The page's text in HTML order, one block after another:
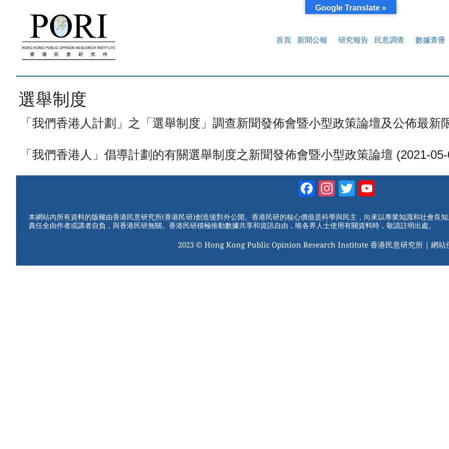
首頁
新聞公報 研究報告 民意調查 數據查冊
選舉制度
「我們香港人計劃」之「選舉制度」調查新聞發佈會暨小型政策論壇及公佈最新
「我們香港人」倡導計劃的有關選舉制度之新聞發佈會暨小型政策論壇 (2021-
Facebook
Instagram
Twitter
本網站內所有資料的版權由香港民意研究所(香港民研)創造後對外公開。香港民研的核心價值是科學與民主，向來以專業知識和社會良
責任全由作者或講者自負，與香港民研無關。香港民研積極推動數據共享和資訊自由，唯各界人士使用有關資料時，敬請註明出處。
2023 © Hong Kong Public Opinion Research Institute 香港民意研究所 | 網站
Google Translate »